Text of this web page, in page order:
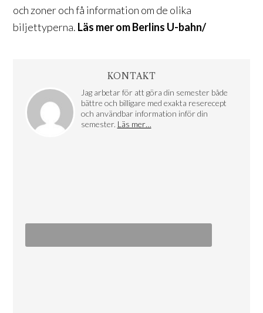
och zoner och få information om de olika
biljettyperna. Läs mer om Berlins U-bahn/
KONTAKT
Jag arbetar för att göra din semester både
bättre och billigare med exakta reserecept
och användbar information inför din
semester. Läs mer…